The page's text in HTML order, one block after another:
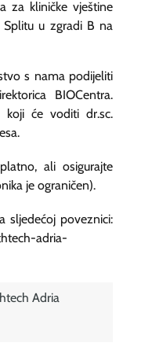
za kliničke vještine
u zgradi B na
s nama podijeliti
BIOCentra.
koji će voditi dr.sc.
ali osigurajte
je ograničen).
sljedećoj poveznici:
adria-
Adria